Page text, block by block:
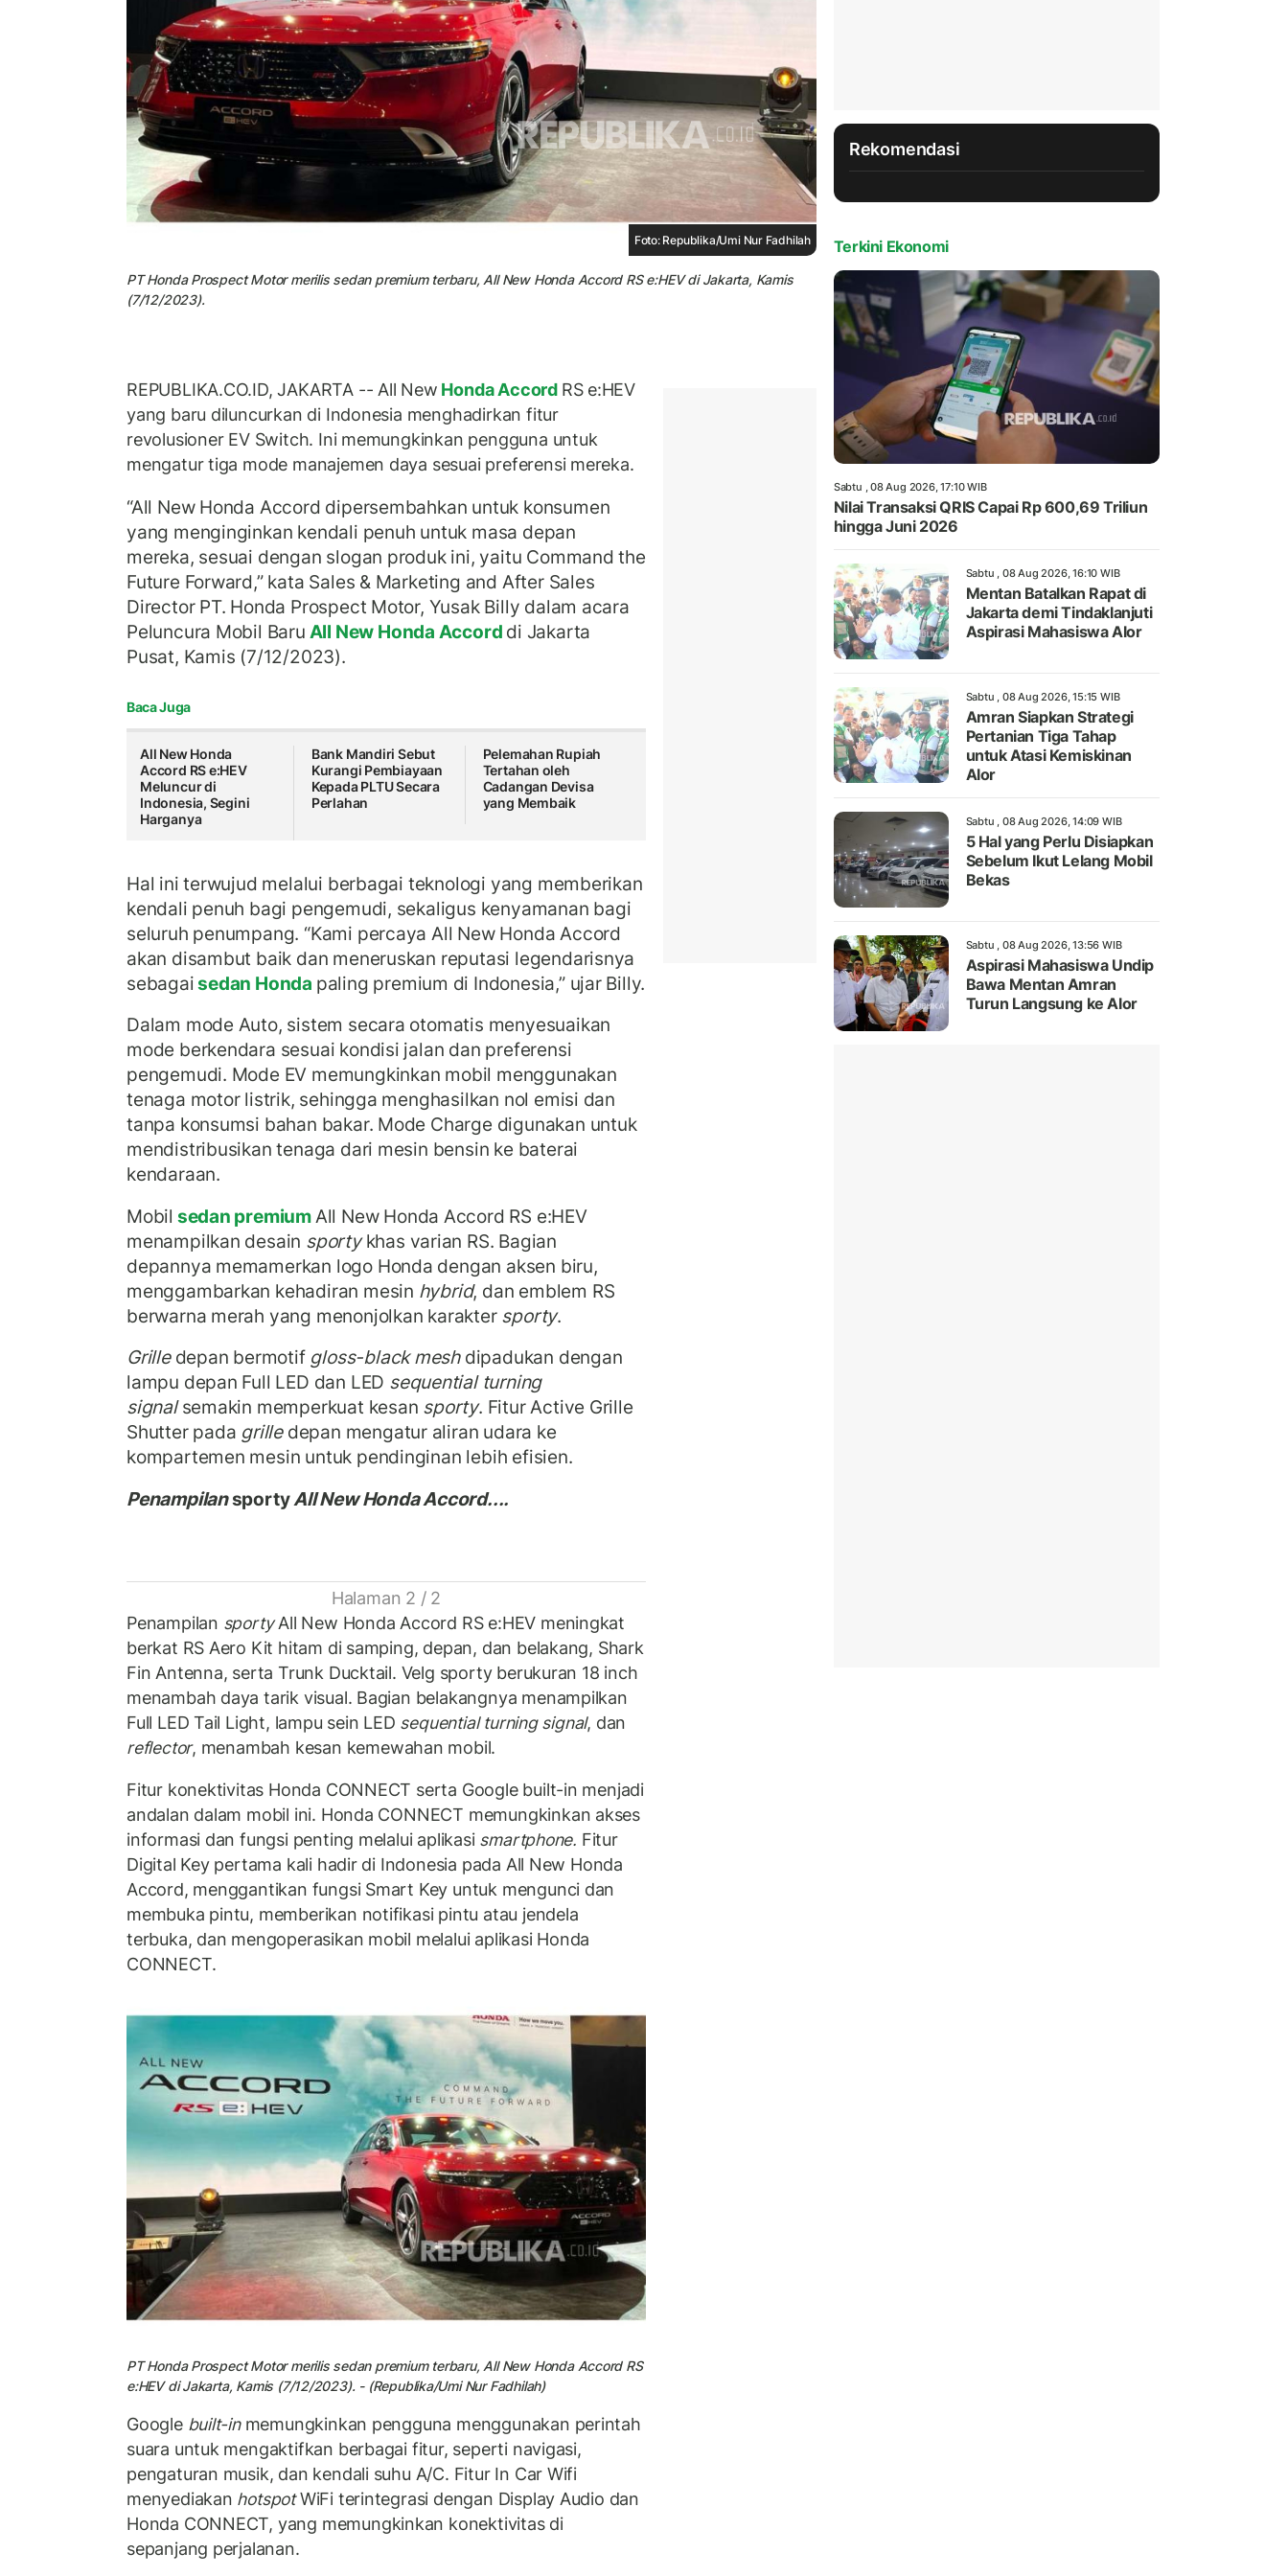
Foto: Republika/Umi Nur Fadhilah
PT Honda Prospect Motor merilis sedan premium terbaru, All New Honda Accord RS e:HEV di Jakarta, Kamis
(7/12/2023).
REPUBLIKA.CO.ID, JAKARTA -- All New Honda Accord RS e:HEV
yang baru diluncurkan di Indonesia menghadirkan fitur
revolusioner EV Switch. Ini memungkinkan pengguna untuk
mengatur tiga mode manajemen daya sesuai preferensi mereka.
“All New Honda Accord dipersembahkan untuk konsumen
yang menginginkan kendali penuh untuk masa depan
mereka, sesuai dengan slogan produk ini, yaitu Command the
Future Forward,” kata Sales & Marketing and After Sales
Director PT. Honda Prospect Motor, Yusak Billy dalam acara
Peluncura Mobil Baru All New Honda Accord di Jakarta
Pusat, Kamis (7/12/2023).
Baca Juga
All New Honda
Accord RS e:HEV
Meluncur di
Indonesia, Segini
Harganya
Bank Mandiri Sebut
Kurangi Pembiayaan
Kepada PLTU Secara
Perlahan
Pelemahan Rupiah
Tertahan oleh
Cadangan Devisa
yang Membaik
Hal ini terwujud melalui berbagai teknologi yang memberikan
kendali penuh bagi pengemudi, sekaligus kenyamanan bagi
seluruh penumpang. “Kami percaya All New Honda Accord
akan disambut baik dan meneruskan reputasi legendarisnya
sebagaisedan Honda paling premium di Indonesia,” ujar Billy.
Dalam mode Auto, sistem secara otomatis menyesuaikan
mode berkendara sesuai kondisi jalan dan preferensi
pengemudi. Mode EV memungkinkan mobil menggunakan
tenaga motor listrik, sehingga menghasilkan nol emisi dan
tanpa konsumsi bahan bakar. Mode Charge digunakan untuk
mendistribusikan tenaga dari mesin bensin ke baterai
kendaraan.
Mobil sedan premium All New Honda Accord RS e:HEV
menampilkan desain sportykhas varian RS. Bagian
depannya memamerkan logo Honda dengan aksen biru,
menggambarkan kehadiran mesin hybrid, dan emblem RS
berwarna merah yang menonjolkan karakter sporty.
Grilledepan bermotif gloss-black meshdipadukan dengan
lampu depan Full LED dan LED sequential turning
signalsemakin memperkuat kesan sporty. Fitur Active Grille
Shutter pada grilledepan mengatur aliran udara ke
kompartemen mesin untuk pendinginan lebih efisien.
PenampilansportyAll New Honda Accord....
Halaman 2 / 2
Penampilan sportyAll New Honda Accord RS e:HEV meningkat
berkat RS Aero Kit hitam di samping, depan, dan belakang, Shark
Fin Antenna, serta Trunk Ducktail. Velg sporty berukuran 18 inch
menambah daya tarik visual. Bagian belakangnya menampilkan
Full LED Tail Light, lampu sein LED sequential turning signal, dan
reflector, menambah kesan kemewahan mobil.
Fitur konektivitas Honda CONNECT serta Google built-in menjadi
andalan dalam mobil ini. Honda CONNECT memungkinkan akses
informasi dan fungsi penting melalui aplikasi smartphone. Fitur
Digital Key pertama kali hadir di Indonesia pada All New Honda
Accord, menggantikan fungsi Smart Key untuk mengunci dan
membuka pintu, memberikan notifikasi pintu atau jendela
terbuka, dan mengoperasikan mobil melalui aplikasi Honda
CONNECT.
PT Honda Prospect Motor merilis sedan premium terbaru, All New Honda Accord RS
e:HEV di Jakarta, Kamis (7/12/2023). - (Republika/Umi Nur Fadhilah)
Google built-inmemungkinkan pengguna menggunakan perintah
suara untuk mengaktifkan berbagai fitur, seperti navigasi,
pengaturan musik, dan kendali suhu A/C. Fitur In Car Wifi
menyediakan hotspotWiFi terintegrasi dengan Display Audio dan
Honda CONNECT, yang memungkinkan konektivitas di
sepanjang perjalanan.
Rekomendasi
Terkini Ekonomi
Sabtu , 08 Aug 2026, 17:10 WIB
Nilai Transaksi QRIS Capai Rp 600,69 Triliun
hingga Juni 2026
Sabtu , 08 Aug 2026, 16:10 WIB
Mentan Batalkan Rapat di
Jakarta demi Tindaklanjuti
Aspirasi Mahasiswa Alor
Sabtu , 08 Aug 2026, 15:15 WIB
Amran Siapkan Strategi
Pertanian Tiga Tahap
untuk Atasi Kemiskinan
Alor
Sabtu , 08 Aug 2026, 14:09 WIB
5 Hal yang Perlu Disiapkan
Sebelum Ikut Lelang Mobil
Bekas
Sabtu , 08 Aug 2026, 13:56 WIB
Aspirasi Mahasiswa Undip
Bawa Mentan Amran
Turun Langsung ke Alor